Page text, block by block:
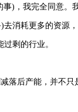
)，我完全同意。
去消耗更多的资源
剩的行业。
落后产能，并不